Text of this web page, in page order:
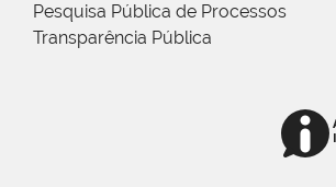
Pesquisa Pública de Processos
Transparência Pública